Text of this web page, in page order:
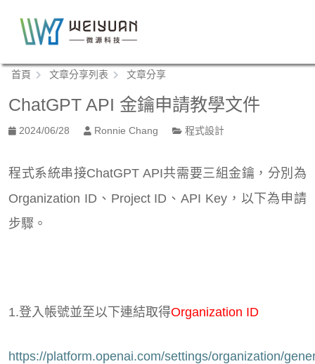
區
塊
首頁 文章分享列表 文章分享
ChatGPT API 金鑰申請教學文件
2024/06/28 Ronnie Chang 程式設計
程式系統串接ChatGPT API共需要三組金鑰，分別為
Organization ID、Project ID、API Key，以下為申請
步驟。
1.登入帳號並至以下連結取得Organization ID
https://platform.openai.com/settings/organization/